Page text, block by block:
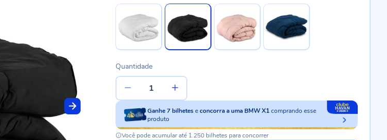
Quantidade
Ganhe7 bilhetes econcorra a uma BMW X1comprando esse
produto
Você pode acumular até 1.250 bilhetes para concorrer